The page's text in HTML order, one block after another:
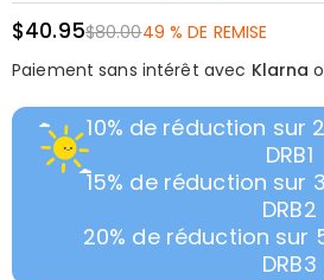
$40.95$80.0049 % DE REMISE
Paiement sans intérêt avec Klarna
10% de réduction sur
DRB1
15% de réduction sur
DRB2
20% de réduction sur
DRB3